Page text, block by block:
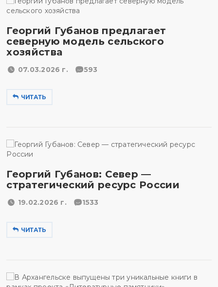
Георгий Губанов предлагает
северную модель сельского
хозяйства
07.03.2026 г. 593
ЧИТАТЬ
Георгий Губанов: Север —
стратегический ресурс России
19.02.2026 г. 1533
ЧИТАТЬ